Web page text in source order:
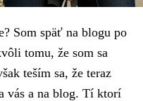
Som späť na blogu po
tomu, že som sa
teším sa, že teraz
vás a na blog. Tí ktorí